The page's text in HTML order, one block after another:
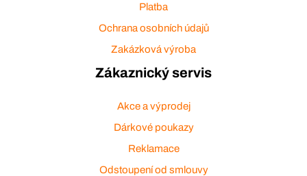
Platba
Ochrana osobních údajů
Zakázková výroba
Zákaznický servis
Akce a výprodej
Dárkové poukazy
Reklamace
Odstoupení od smlouvy